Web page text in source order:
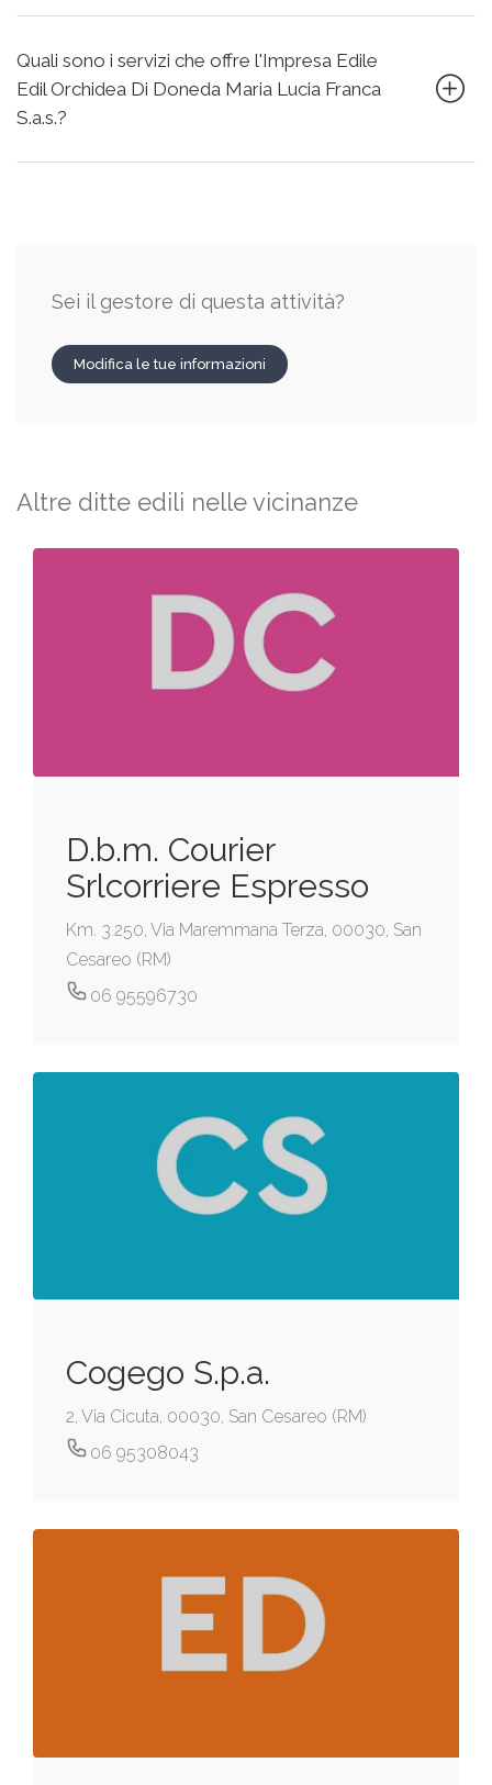
Quali sono i servizi che offre l'Impresa Edile
Edil Orchidea Di Doneda Maria Lucia Franca
S.a.s.?
Sei il gestore di questa attività?
Modifica le tue informazioni
Altre ditte edili nelle vicinanze
D.b.m. Courier
Srlcorriere Espresso
Km. 3.250, Via Maremmana Terza, 00030, San
Cesareo (RM)
06 95596730
Cogego S.p.a.
2, Via Cicuta, 00030, San Cesareo (RM)
06 95308043